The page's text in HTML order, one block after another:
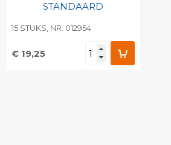
STANDAARD
15 STUKS, NR. 012954
€ 19,25